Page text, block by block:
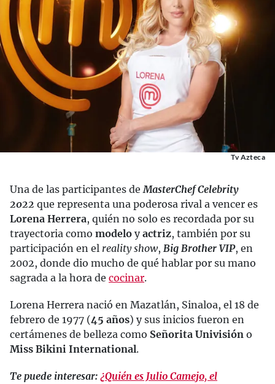
Tv Azteca
Una de las participantes deMasterChef Celebrity
2022 que representa una poderosa rival a vencer es
Lorena Herrera, quién no solo es recordada por su
trayectoria como modelo yactriz, también por su
participación en el reality show, Big Brother VIP, en
2002, donde dio mucho de qué hablar por su mano
sagrada a la hora de cocinar.
Lorena Herrera nació en Mazatlán, Sinaloa, el 18 de
febrero de 1977 (45 años) y sus inicios fueron en
certámenes de belleza como Señorita Univisión o
Miss Bikini International.
Te puede interesar: ¿Quién es Julio Camejo, el